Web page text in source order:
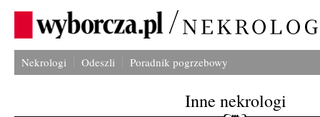
Nekrologi Odeszli Poradnik pogrzebowy
Inne nekrologi